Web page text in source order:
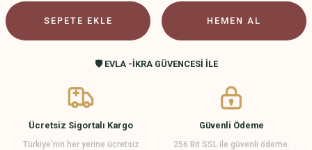
SEPETE EKLE HEMEN AL
🛡️ EVLA -İKRA GÜVENCESİ İLE
Ücretsiz Sigortalı Kargo
Türkiye’nin her yerine ücretsiz
Güvenli Ödeme
256 Bit SSL ile güvenli ödeme.